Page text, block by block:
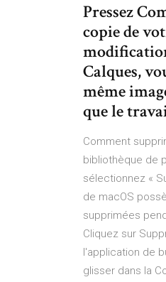
Pressez
copie de
Calques,
même
que le
Comment
bibliothèque de
sélectionnez «
de macOS
supprimées
Cliquez sur
l'application de
glisser dans la